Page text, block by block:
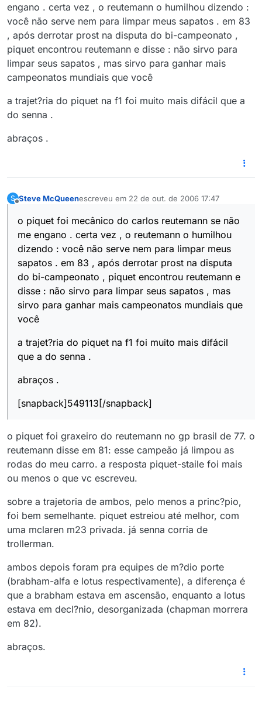
engano . certa vez , o reutemann o humilhou dizendo :
você não serve nem para limpar meus sapatos . em 83
, após derrotar prost na disputa do bi-campeonato ,
piquet encontrou reutemann e disse : não sirvo para
limpar seus sapatos , mas sirvo para ganhar mais
campeonatos mundiais que você
a trajet?ria do piquet na f1 foi muito mais difácil que a
do senna .
abraços .
S Steve McQueenescreveu em 22 de out. de 2006 17:47
última edição por
o piquet foi mecânico do carlos reutemann se não
me engano . certa vez , o reutemann o humilhou
dizendo : você não serve nem para limpar meus
sapatos . em 83 , após derrotar prost na disputa
do bi-campeonato , piquet encontrou reutemann e
disse : não sirvo para limpar seus sapatos , mas
sirvo para ganhar mais campeonatos mundiais que
você
a trajet?ria do piquet na f1 foi muito mais difácil
que a do senna .
abraços .
[snapback]549113[/snapback]
o piquet foi graxeiro do reutemann no gp brasil de 77. o
reutemann disse em 81: esse campeão já limpou as
rodas do meu carro. a resposta piquet-staile foi mais
ou menos o que vc escreveu.
sobre a trajetoria de ambos, pelo menos a princ?pio,
foi bem semelhante. piquet estreiou até melhor, com
uma mclaren m23 privada. já senna corria de
trollerman.
ambos depois foram pra equipes de m?dio porte
(brabham-alfa e lotus respectivamente), a diferença é
que a brabham estava em ascensão, enquanto a lotus
estava em decl?nio, desorganizada (chapman morrera
em 82).
abraços.